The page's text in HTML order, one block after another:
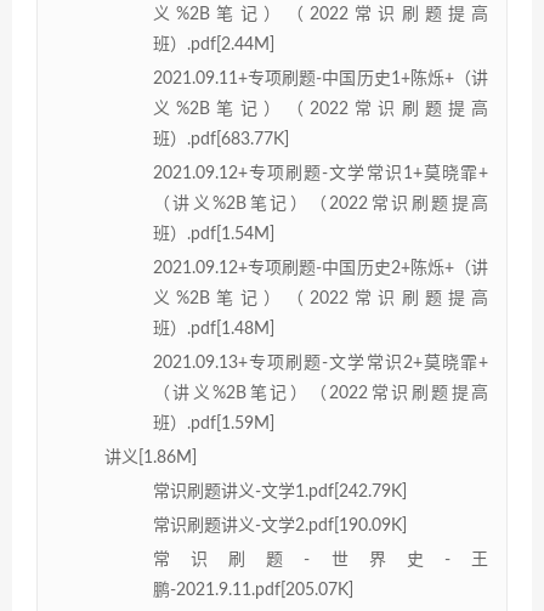
义%2B笔记）（2022常识刷题提高
班）.pdf[2.44M]
2021.09.11+专项刷题-中国历史1+陈烁+（讲
义%2B笔记）（2022常识刷题提高
班）.pdf[683.77K]
2021.09.12+专项刷题-文学常识1+莫晓霏+
（讲义%2B笔记）（2022常识刷题提高
班）.pdf[1.54M]
2021.09.12+专项刷题-中国历史2+陈烁+（讲
义%2B笔记）（2022常识刷题提高
班）.pdf[1.48M]
2021.09.13+专项刷题-文学常识2+莫晓霏+
（讲义%2B笔记）（2022常识刷题提高
班）.pdf[1.59M]
讲义[1.86M]
常识刷题讲义-文学1.pdf[242.79K]
常识刷题讲义-文学2.pdf[190.09K]
常识刷题-世界史-王
鹏-2021.9.11.pdf[205.07K]